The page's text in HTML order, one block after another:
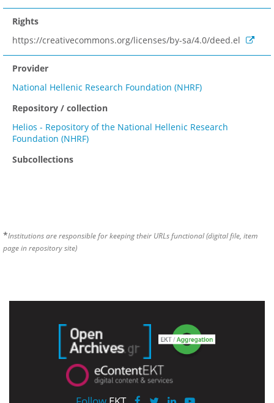
Rights
https://creativecommons.org/licenses/by-sa/4.0/deed.el
Provider
National Hellenic Research Foundation (NHRF)
Repository / collection
Helios - Repository of the National Hellenic Research
Foundation (NHRF)
Subcollections
*Institutions are responsible for keeping their URLs functional (digital file, item
page in repository site)